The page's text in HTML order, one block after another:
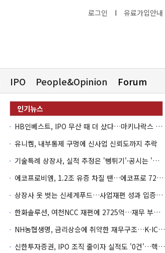
로그인 I 유료가입안내
IPO People&Opinion Forum
HB인베스트, IPO 무산 때 더 샀다…마키나락스 투자 2.7배 회수
유니켐, 내부통제 구멍에 신사업 신뢰도까지 추락
기술특례 상장사, 실적 추정은 '뻥튀기'·공시는 '누락'
에코프로비엠, 1.2조 유증 차질 땐…에코프로 7270억 '독박'
상장사 옷 벗는 신세계푸드…사업재편 성과 입증할까
한화솔루션, 여천NCC 재편에 2725억…재무 부담 커지나
NH농협생명, 금리상승에 취약한 재무구조…K-ICS 변동성 '주의보'
신한투자증권, IPO 조직 줄이자 실적도 '0건'…핵심 인력까지 이탈